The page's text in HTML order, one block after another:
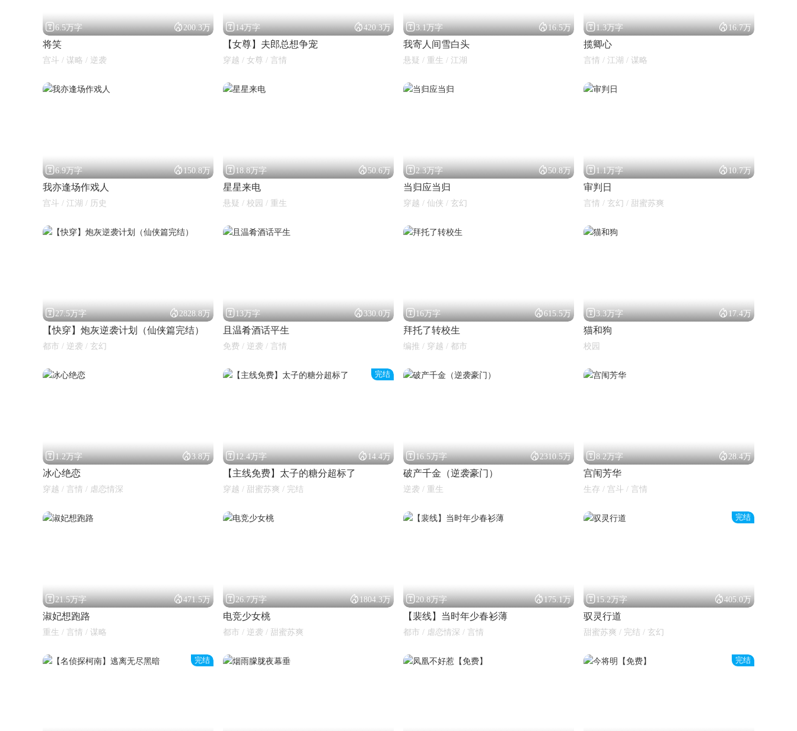
6.5万字 200.3万
将笑
宫斗 / 谋略 / 逆袭
14万字 420.3万
【女尊】夫郎总想争宠
穿越 / 女尊 / 言情
3.1万字 16.5万
我寄人间雪白头
悬疑 / 重生 / 江湖
1.3万字 16.7万
揽卿心
言情 / 江湖 / 谋略
6.9万字 150.8万
我亦逢场作戏人
宫斗 / 江湖 / 历史
18.8万字 50.6万
星星来电
悬疑 / 校园 / 重生
2.3万字 50.8万
当归应当归
穿越 / 仙侠 / 玄幻
1.1万字 10.7万
审判日
言情 / 玄幻 / 甜蜜苏爽
27.5万字 2828.8万
【快穿】炮灰逆袭计划（仙侠篇完结）
都市 / 逆袭 / 玄幻
13万字 330.0万
且温肴酒话平生
免费 / 逆袭 / 言情
16万字 615.5万
拜托了转校生
编推 / 穿越 / 都市
3.3万字 17.4万
猫和狗
校园
1.2万字 3.8万
冰心绝恋
穿越 / 言情 / 虐恋情深
完结
12.4万字 14.4万
【主线免费】太子的糖分超标了
穿越 / 甜蜜苏爽 / 完结
16.5万字 2310.5万
破产千金（逆袭豪门）
逆袭 / 重生
8.2万字 28.4万
宫闱芳华
生存 / 宫斗 / 言情
21.5万字 471.5万
淑妃想跑路
重生 / 言情 / 谋略
26.7万字 1804.3万
电竞少女桃
都市 / 逆袭 / 甜蜜苏爽
20.8万字 175.1万
【裴线】当时年少春衫薄
都市 / 虐恋情深 / 言情
完结
15.2万字 405.0万
驭灵行道
甜蜜苏爽 / 完结 / 玄幻
完结 完结